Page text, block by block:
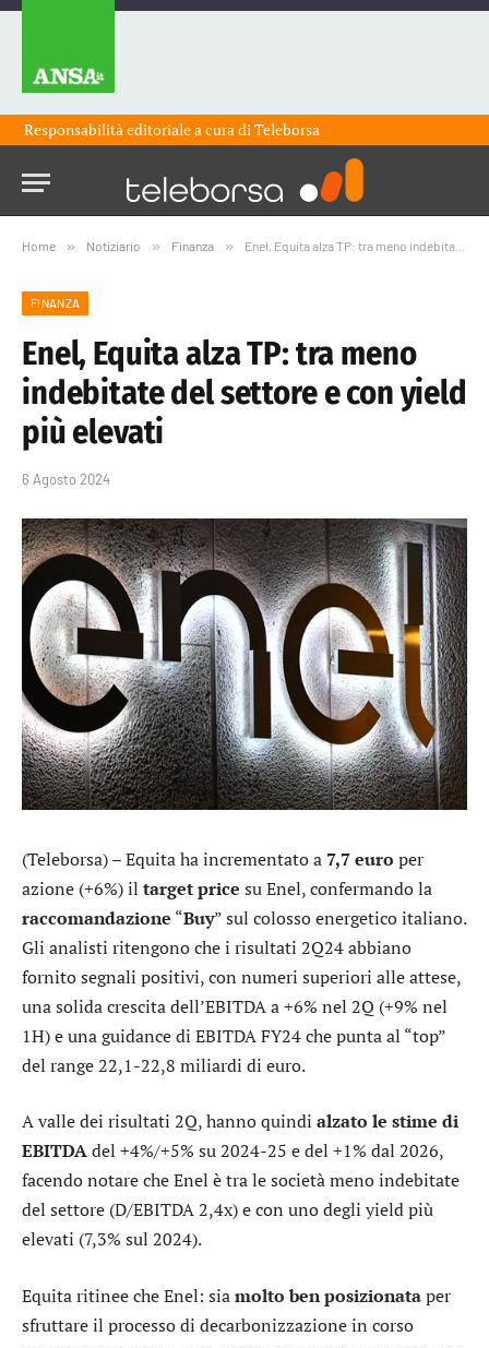
Responsabilità editoriale a cura diTeleborsa
Home » Notiziario » Finanza » Enel, Equita alza TP: tra meno indebitate del settore e con yield più elevati
FINANZA
Enel, Equita alza TP: tra meno
indebitate del settore e con yield
più elevati
6 Agosto 2024
(Teleborsa) –Equitaha incrementato a7,7 euro per
azione (+6%) il target price suEnel, confermando la
raccomandazione “Buy” sul colosso energetico italiano.
Gli analisti ritengono che i risultati 2Q24 abbiano
fornito segnali positivi, con numeri superiori alle attese,
una solida crescita dell’EBITDA a +6% nel 2Q (+9% nel
1H) e una guidance di EBITDA FY24 che punta al “top”
del range 22,1-22,8 miliardi di euro.
A valle dei risultati 2Q, hanno quindi alzato le stime di
EBITDAdel +4%/+5% su 2024-25 e del +1% dal 2026,
facendo notare che Enel è tra le società meno indebitate
del settore (D/EBITDA 2,4x) e con uno degli yield più
elevati (7,3% sul 2024).
Equita ritinee che Enel: siamolto ben posizionataper
sfruttare il processo di decarbonizzazione in corso